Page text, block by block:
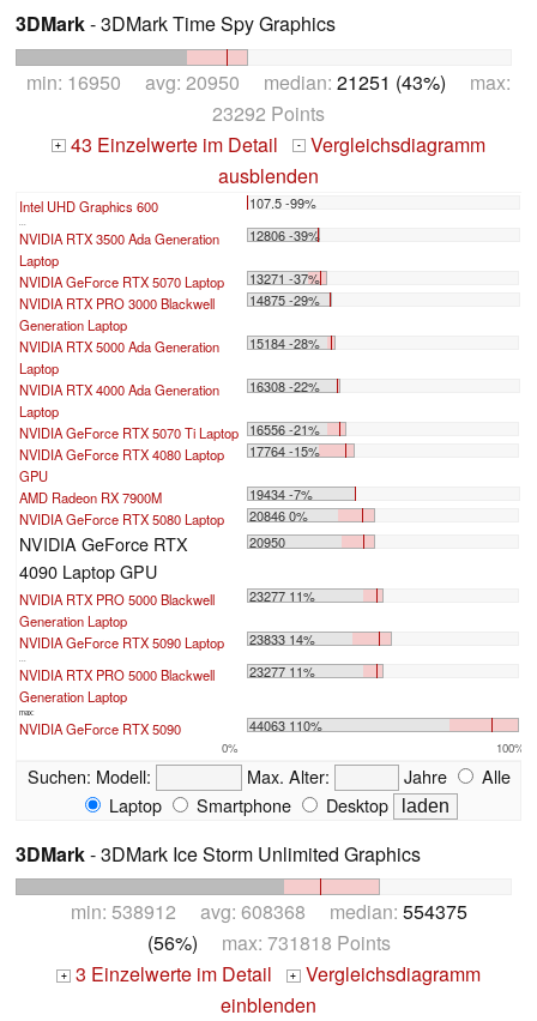
3DMark- 3DMark Time Spy Graphics
min: 16950 avg: 20950 median: 21251 (43%) max:
23292 Points
+ 43 Einzelwerte im Detail -
Vergleichsdiagramm
ausblenden
Intel UHD Graphics 600 107.5 -99%
NVIDIA RTX 3500 Ada Generation
Laptop
12806 -39%
NVIDIA GeForce RTX 5070 Laptop
13271 -37%
NVIDIA RTX PRO 3000 Blackwell
Generation Laptop
14875 -29%
NVIDIA RTX 5000 Ada Generation
Laptop
15184 -28%
NVIDIA RTX 4000 Ada Generation
Laptop
16308 -22%
NVIDIA GeForce RTX 5070 Ti Laptop 16556 -21%
NVIDIA GeForce RTX 4080 Laptop
GPU
17764 -15%
AMD Radeon RX 7900M
19434 -7%
NVIDIA GeForce RTX 5080 Laptop
20846 0%
NVIDIA GeForce RTX
4090 Laptop GPU
20950
NVIDIA RTX PRO 5000 Blackwell
Generation Laptop
23277 11%
NVIDIA GeForce RTX 5090 Laptop 23833 14%
NVIDIA RTX PRO 5000 Blackwell
Generation Laptop
23277 11%
max:
NVIDIA GeForce RTX 5090 44063 110%
0% 100%
Suchen: Modell: Max. Alter: Jahre
Alle
Laptop
Smartphone Desktop
3DMark- 3DMark Ice Storm Unlimited Graphics
min: 538912 avg: 608368 median: 554375
(56%) max: 731818 Points
+ 3 Einzelwerte im Detail + Vergleichsdiagramm
einblenden